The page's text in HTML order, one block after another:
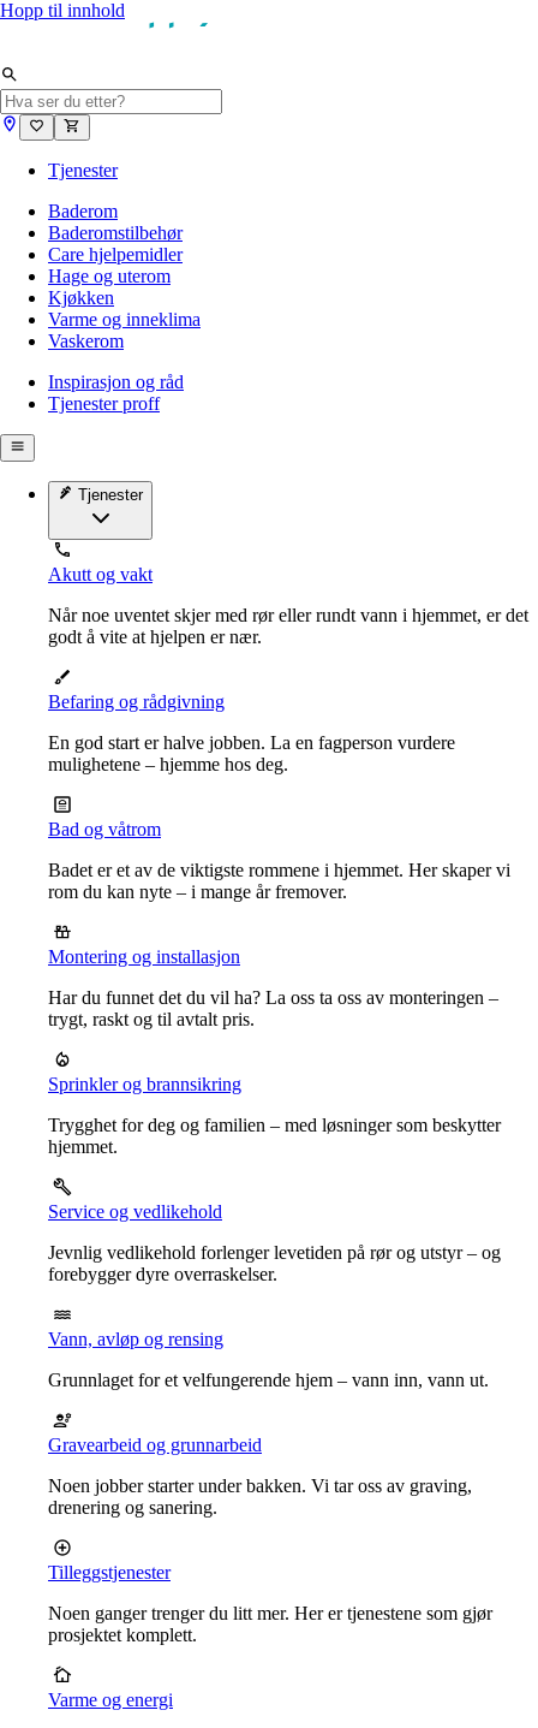
Hopp til innhold
Tjenester
Baderom
Baderomstilbehør
Care hjelpemidler
Hage og uterom
Kjøkken
Varme og inneklima
Vaskerom
Inspirasjon og råd
Tjenester proff
Tjenester
Akutt og vakt
Når noe uventet skjer med rør eller rundt vann i hjemmet, er det
godt å vite at hjelpen er nær.
Befaring og rådgivning
En god start er halve jobben. La en fagperson vurdere
mulighetene – hjemme hos deg.
Bad og våtrom
Badet er et av de viktigste rommene i hjemmet. Her skaper vi
rom du kan nyte – i mange år fremover.
Montering og installasjon
Har du funnet det du vil ha? La oss ta oss av monteringen –
trygt, raskt og til avtalt pris.
Sprinkler og brannsikring
Trygghet for deg og familien – med løsninger som beskytter
hjemmet.
Service og vedlikehold
Jevnlig vedlikehold forlenger levetiden på rør og utstyr – og
forebygger dyre overraskelser.
Vann, avløp og rensing
Grunnlaget for et velfungerende hjem – vann inn, vann ut.
Gravearbeid og grunnarbeid
Noen jobber starter under bakken. Vi tar oss av graving,
drenering og sanering.
Tilleggstjenester
Noen ganger trenger du litt mer. Her er tjenestene som gjør
prosjektet komplett.
Varme og energi